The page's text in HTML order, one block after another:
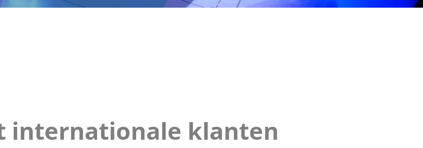
internationale klanten